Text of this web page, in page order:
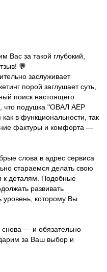
Вас за такой глубокий,
💬
заслуживает
порой заглушает суть,
поиск настоящего
что подушка "ОВАЛ АЕР
в функциональности, так
фактуры и комфорта —
слова в адрес сервиса
стараемся делать свою
к деталям. Подобные
развивать
уровень, которому Вы
— и обязательно
за Ваш выбор и